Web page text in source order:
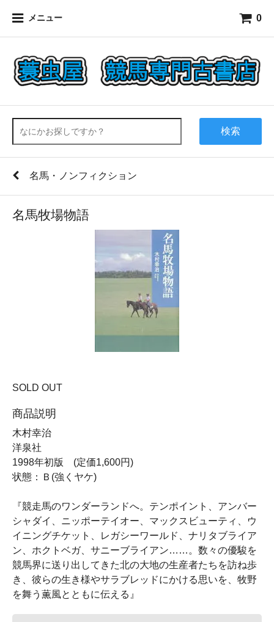
メニュー 0
検索
名馬・ノンフィクション
名馬牧場物語
SOLD OUT
商品説明
木村幸治
洋泉社
1998年初版 (定価1,600円)
状態：Ｂ(強くヤケ)
『競走馬のワンダーランドへ。テンポイント、アンバー
シャダイ、ニッポーテイオー、マックスビューティ、ウ
イニングチケット、レガシーワールド、ナリタブライア
ン、ホクトベガ、サニーブライアン……。数々の優駿を
競馬界に送り出してきた北の大地の生産者たちを訪ね歩
き、彼らの生き様やサラブレッドにかける思いを、牧野
を舞う薫風とともに伝える』